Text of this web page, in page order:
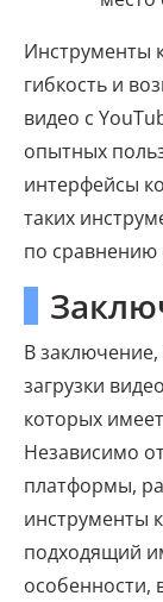
Инструменты
гибкость и
видео с
опытных
интерфейсы
таких
по сравнению
В
загрузки
которых
Независимо
платформы,
инструменты
подходящий
особенности,